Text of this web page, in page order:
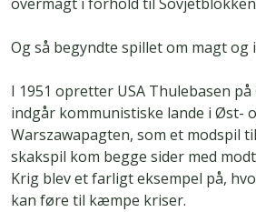
Og så begyndte spillet om magt og
I 1951 opretter USA Thulebasen
indgår kommunistiske lande i Øst-
Warszawapagten, som et modspil
skakspil kom begge sider med
Krig blev et farligt eksempel på,
kan føre til kæmpe kriser.